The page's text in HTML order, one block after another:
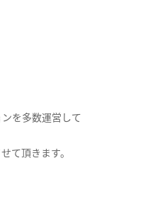
を多数運営して
て頂きます。